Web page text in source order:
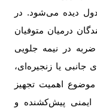
دیده می‌شود. در
درمیان متوفیان
در نیمه جلویی
جانبی یا زنجیره‌ای،
اهمیت تجهیز
ایمنی پیش‌کشنده و